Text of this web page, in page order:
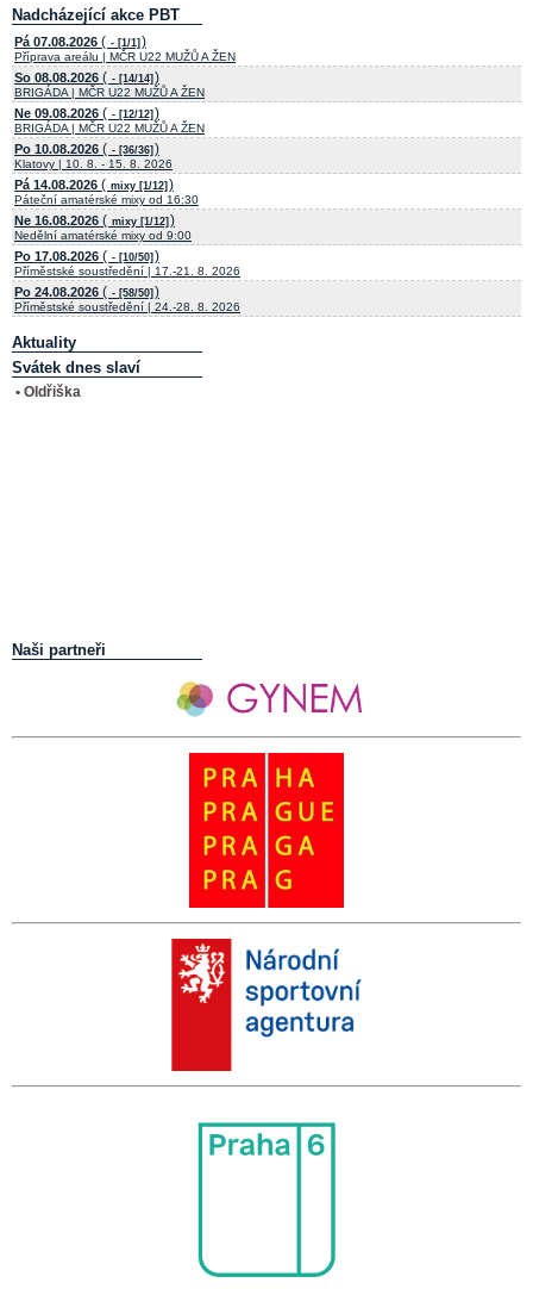
Nadcházející akce PBT
Pá 07.08.2026 ( - [1/1] )
Příprava areálu | MČR U22 MUŽŮ A ŽEN
So 08.08.2026 ( - [14/14] )
BRIGÁDA | MČR U22 MUŽŮ A ŽEN
Ne 09.08.2026 ( - [12/12] )
BRIGÁDA | MČR U22 MUŽŮ A ŽEN
Po 10.08.2026 ( - [36/36] )
Klatovy | 10. 8. - 15. 8. 2026
Pá 14.08.2026 ( mixy [1/12] )
Páteční amatérské mixy od 16:30
Ne 16.08.2026 ( mixy [1/12] )
Nedělní amatérské mixy od 9:00
Po 17.08.2026 ( - [10/50] )
Příměstské soustředění | 17.-21. 8. 2026
Po 24.08.2026 ( - [58/50] )
Příměstské soustředění | 24.-28. 8. 2026
Aktuality
Svátek dnes slaví
• Oldřiška
Naši partneři